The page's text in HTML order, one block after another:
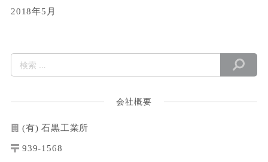
2018年5月
会社概要
(有) 石黒工業所
939-1568